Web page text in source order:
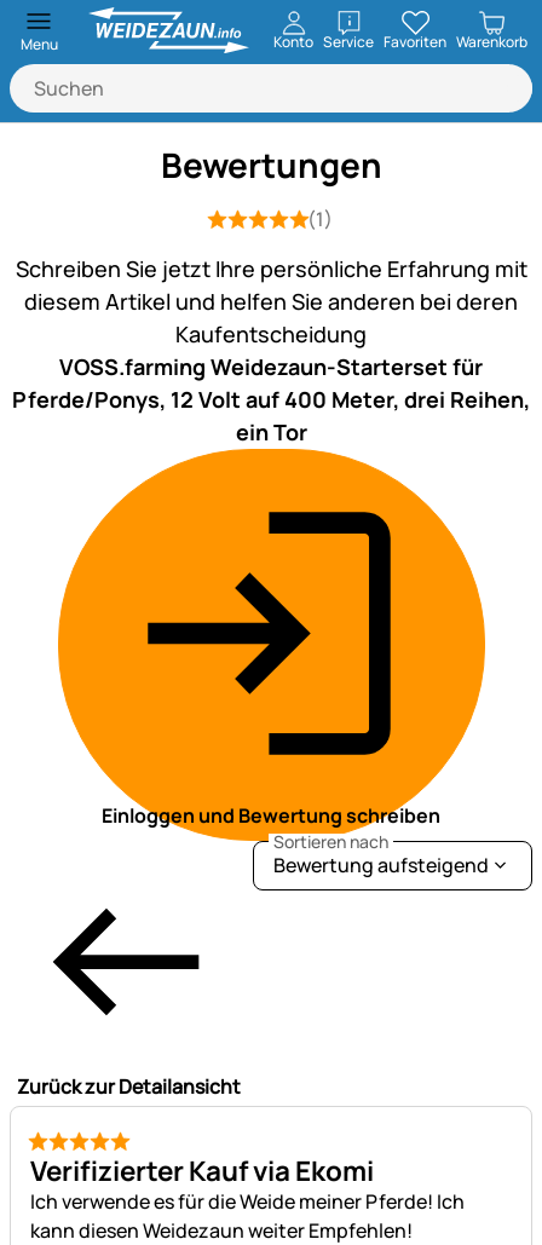
Menu Konto ServiceöffnenFavoriten Warenkorb
Bewertungen
Bewertung: 5 von 5 (1 Bewertungen)
1 Bewertung(1)
Schreiben Sie jetzt Ihre persönliche Erfahrung mit
diesem Artikel und helfen Sie anderen bei deren
Kaufentscheidung
VOSS.farming Weidezaun-Starterset für
Pferde/Ponys, 12 Volt auf 400 Meter, drei Reihen,
ein Tor
Einloggen und Bewertung schreiben
Zurück zur Detailansicht
Sortieren nach
Bewertung aufsteigend
5 von 5
Verifizierter Kauf via Ekomi
Ich verwende es für die Weide meiner Pferde! Ich
kann diesen Weidezaun weiter Empfehlen!